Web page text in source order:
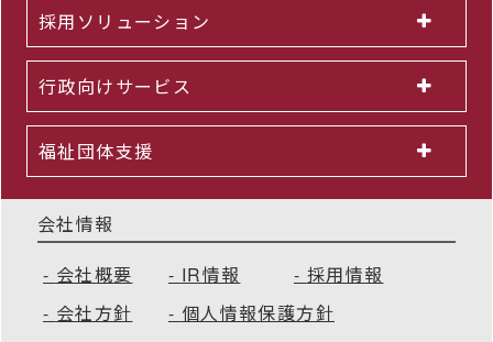
採用ソリューション
行政向けサービス
福祉団体支援
会社情報
会社概要
IR情報
採用情報
会社方針
個人情報保護方針